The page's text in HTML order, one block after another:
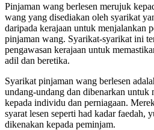
Pinjaman wang berlesen merujuk
wang yang disediakan oleh syarikat
daripada kerajaan untuk menjalankan
pinjaman wang. Syarikat-syarikat ini
pengawasan kerajaan untuk
adil dan beretika.
Syarikat pinjaman wang berlesen
undang-undang dan dibenarkan untuk
kepada individu dan perniagaan.
syarat lesen seperti had kadar faedah,
dikenakan kepada peminjam.